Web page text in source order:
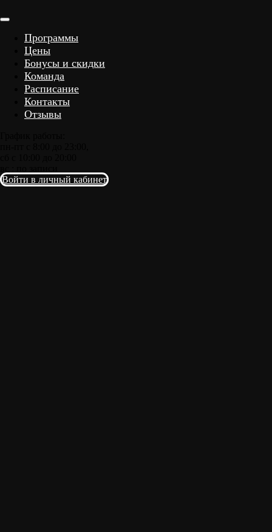
Программы
Цены
Бонусы и скидки
Команда
Расписание
Контакты
Отзывы
Войти в личный кабинет